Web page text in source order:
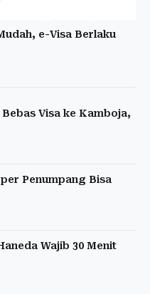
e-Visa Berlaku
Visa ke Kamboja,
Penumpang Bisa
Wajib 30 Menit